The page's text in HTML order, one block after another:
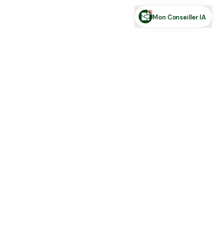
Mon Conseiller IA